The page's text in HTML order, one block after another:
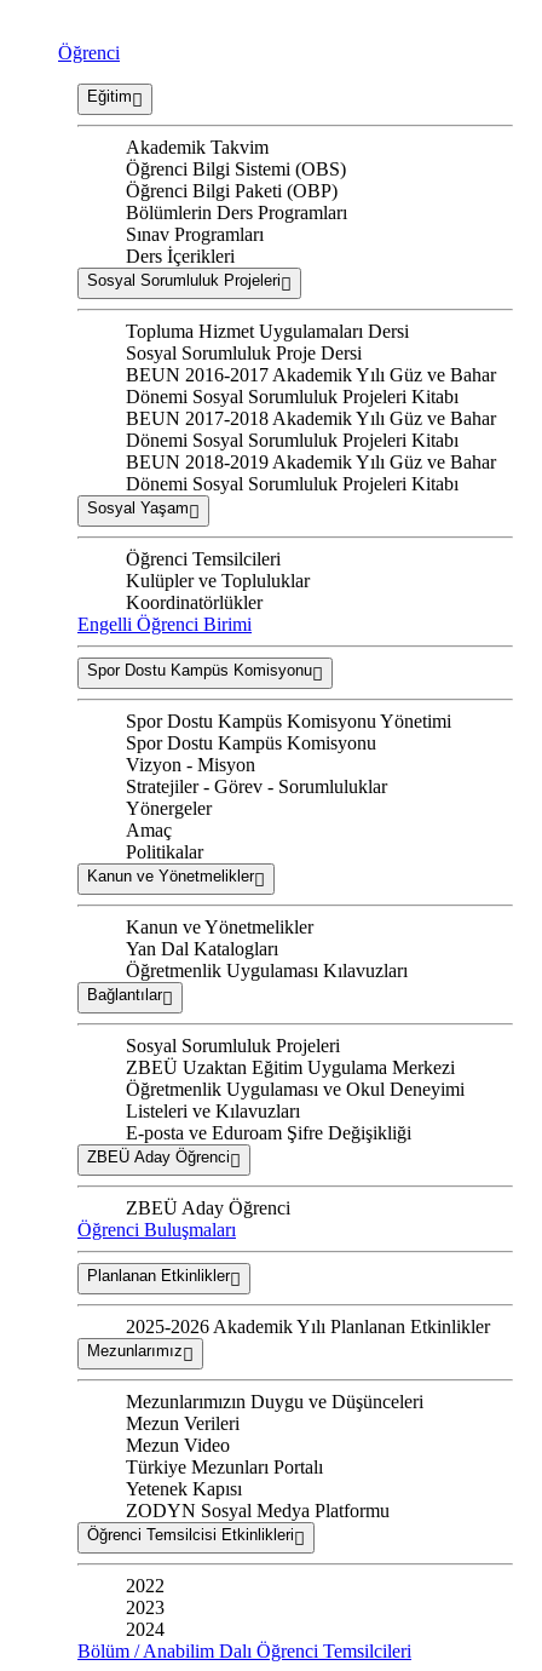
Öğrenci
Eğitim
Akademik Takvim
Öğrenci Bilgi Sistemi (OBS)
Öğrenci Bilgi Paketi (OBP)
Bölümlerin Ders Programları
Sınav Programları
Ders İçerikleri
Sosyal Sorumluluk Projeleri
Topluma Hizmet Uygulamaları Dersi
Sosyal Sorumluluk Proje Dersi
BEUN 2016-2017 Akademik Yılı Güz ve Bahar
Dönemi Sosyal Sorumluluk Projeleri Kitabı
BEUN 2017-2018 Akademik Yılı Güz ve Bahar
Dönemi Sosyal Sorumluluk Projeleri Kitabı
BEUN 2018-2019 Akademik Yılı Güz ve Bahar
Dönemi Sosyal Sorumluluk Projeleri Kitabı
Sosyal Yaşam
Öğrenci Temsilcileri
Kulüpler ve Topluluklar
Koordinatörlükler
Engelli Öğrenci Birimi
Spor Dostu Kampüs Komisyonu
Spor Dostu Kampüs Komisyonu Yönetimi
Spor Dostu Kampüs Komisyonu
Vizyon - Misyon
Stratejiler - Görev - Sorumluluklar
Yönergeler
Amaç
Politikalar
Kanun ve Yönetmelikler
Kanun ve Yönetmelikler
Yan Dal Katalogları
Öğretmenlik Uygulaması Kılavuzları
Bağlantılar
Sosyal Sorumluluk Projeleri
ZBEÜ Uzaktan Eğitim Uygulama Merkezi
Öğretmenlik Uygulaması ve Okul Deneyimi
Listeleri ve Kılavuzları
E-posta ve Eduroam Şifre Değişikliği
ZBEÜ Aday Öğrenci
ZBEÜ Aday Öğrenci
Öğrenci Buluşmaları
Planlanan Etkinlikler
2025-2026 Akademik Yılı Planlanan Etkinlikler
Mezunlarımız
Mezunlarımızın Duygu ve Düşünceleri
Mezun Verileri
Mezun Video
Türkiye Mezunları Portalı
Yetenek Kapısı
ZODYN Sosyal Medya Platformu
Öğrenci Temsilcisi Etkinlikleri
2022
2023
2024
Bölüm / Anabilim Dalı Öğrenci Temsilcileri